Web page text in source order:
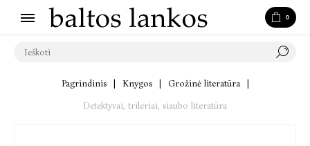
0
Pagrindinis Knygos Grožinė literatūra
Detektyvai, trileriai, siaubo literatūra